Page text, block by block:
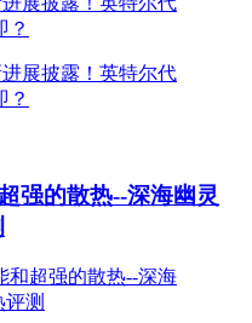
强的散热--深海幽灵